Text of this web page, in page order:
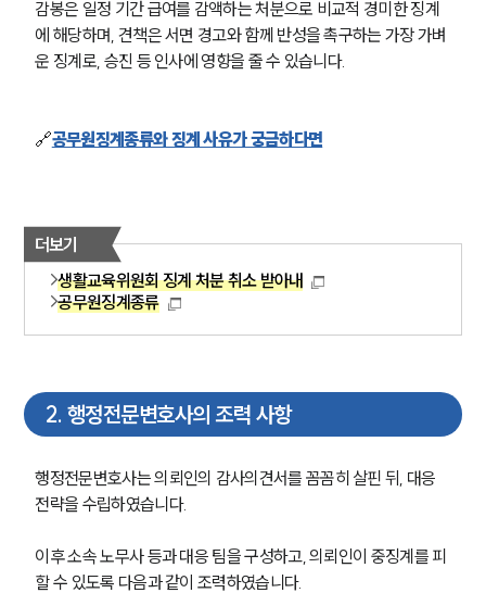
감봉은 일정 기간 급여를 감액하는 처분으로 비교적 경미한 징계
에 해당하며, 견책은 서면 경고와 함께 반성을 촉구하는 가장 가벼
운 징계로, 승진 등 인사에 영향을 줄 수 있습니다.
🔗공무원징계종류와 징계 사유가 궁금하다면
더보기
생활교육위원회 징계 처분 취소 받아내
공무원징계종류
2. 행정전문변호사의 조력 사항
행정전문변호사는 의뢰인의 감사의견서를 꼼꼼히 살핀 뒤, 대응
전략을 수립하였습니다.
이후 소속 노무사 등과 대응 팀을 구성하고, 의뢰인이 중징계를 피
할 수 있도록 다음과 같이 조력하였습니다.